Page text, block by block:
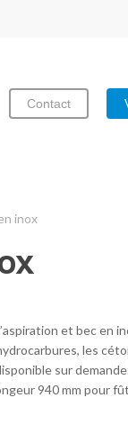
Contact
inox
et bec en
les
sur demande.
940 mm pour